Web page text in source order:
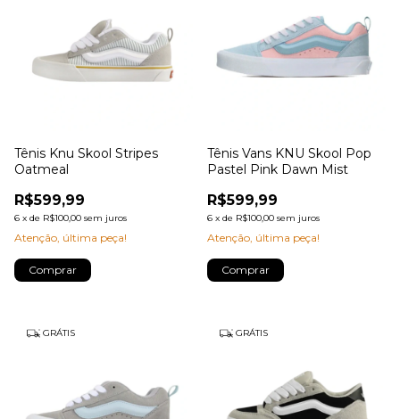
Tênis Knu Skool Stripes
Oatmeal
R$599,99
6 x de R$100,00 sem juros
Atenção, última peça!
Comprar
Tênis Vans KNU Skool Pop
Pastel Pink Dawn Mist
R$599,99
6 x de R$100,00 sem juros
Atenção, última peça!
Comprar
GRÁTIS GRÁTIS